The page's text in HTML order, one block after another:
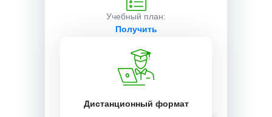
Учебный план:
Получить
Стоимость:
Дистанционный формат